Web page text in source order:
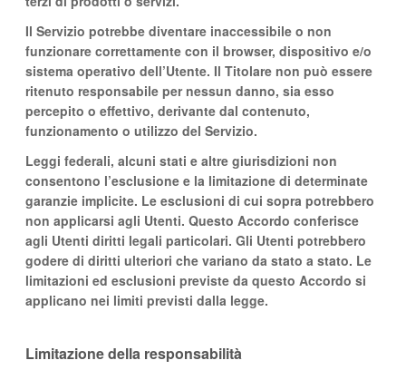
Il Servizio potrebbe diventare inaccessibile o non
funzionare correttamente con il browser, dispositivo e/o
sistema operativo dell’Utente. Il Titolare non può essere
ritenuto responsabile per nessun danno, sia esso
percepito o effettivo, derivante dal contenuto,
funzionamento o utilizzo del Servizio.
Leggi federali, alcuni stati e altre giurisdizioni non
consentono l’esclusione e la limitazione di determinate
garanzie implicite. Le esclusioni di cui sopra potrebbero
non applicarsi agli Utenti. Questo Accordo conferisce
agli Utenti diritti legali particolari. Gli Utenti potrebbero
godere di diritti ulteriori che variano da stato a stato. Le
limitazioni ed esclusioni previste da questo Accordo si
applicano nei limiti previsti dalla legge.
Limitazione della responsabilità